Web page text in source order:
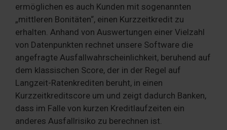
ermöglichen es auch Kunden mit sogenannten
„mittleren Bonitäten“, einen Kurzzeitkredit zu
erhalten. Anhand von Auswertungen einer Vielzahl
von Datenpunkten rechnet unsere Software die
angefragte Ausfallwahrscheinlichkeit, beruhend auf
dem klassischen Score, der in der Regel auf
Langzeit-Ratenkrediten beruht, in einen
Kurzzeitkreditscore um und zeigt dadurch Banken,
dass im Falle von kurzen Kreditlaufzeiten ein
anderes Ausfallrisiko zu berechnen ist.